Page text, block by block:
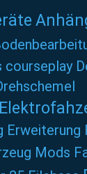
courseplay
Erweiterung
Mods